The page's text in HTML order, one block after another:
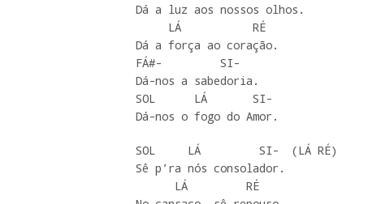
Dá a luz aos nossos olhos.
Dá a força ao coração.
FÁ#-         SI-
Dá-nos a sabedoria.
SOL      LÁ       SI-
Dá-nos o fogo do Amor.
SOL     LÁ         SI-  (LÁ RÉ)
Sê p’ra nós consolador.